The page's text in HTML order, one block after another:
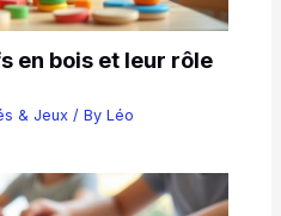
en bois et leur rôle
& Jeux / ByLéo